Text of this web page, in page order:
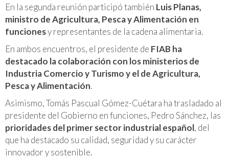
En la segunda reunión participó también Luis Planas,
ministro de Agricultura, Pesca y Alimentación en
funcionesy representantes de la cadena alimentaria.
En ambos encuentros, el presidente de FIAB ha
destacado la colaboración con los ministerios de
Industria Comercio y Turismo y el de Agricultura,
Pesca y Alimentación.
Asimismo, Tomás Pascual Gómez-Cuétara ha trasladado al
presidente del Gobierno en funciones, Pedro Sánchez, las
prioridades del primer sector industrial español, del
que ha destacado su calidad, seguridad y su carácter
innovador y sostenible.